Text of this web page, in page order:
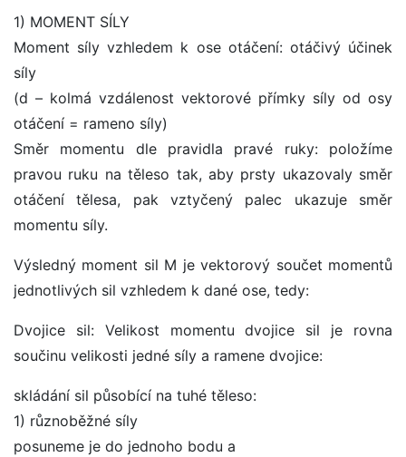
1) MOMENT SÍLY
Moment síly vzhledem k ose otáčení: otáčivý účinek
síly
(d – kolmá vzdálenost vektorové přímky síly od osy
otáčení = rameno síly)
Směr momentu dle pravidla pravé ruky: položíme
pravou ruku na těleso tak, aby prsty ukazovaly směr
otáčení tělesa, pak vztyčený palec ukazuje směr
momentu síly.
Výsledný moment sil M je vektorový součet momentů
jednotlivých sil vzhledem k dané ose, tedy:
Dvojice sil: Velikost momentu dvojice sil je rovna
součinu velikosti jedné síly a ramene dvojice:
skládání sil působící na tuhé těleso:
1) různoběžné síly
posuneme je do jednoho bodu a